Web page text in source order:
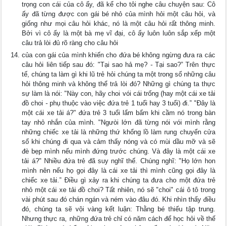
trọng con cái của cô ấy, đã kể cho tôi nghe câu chuyện sau: Cô
ấy đã từng được con gái bé nhỏ của mình hỏi một câu hỏi, và
giống như mọi câu hỏi khác, nó là một câu hỏi rất thông minh.
Bởi vì cô ấy là một bà mẹ vĩ đại, cô ấy luôn luôn sắp xếp một
câu trả lòi đủ rõ ràng cho câu hỏi
của con gái của mình khiến cho đứa bé không ngừng đưa ra các
câu hỏi liên tiếp sau đó: "Tại sao hả mẹ? - Tại sao?” Trên thực
tế, chúng ta làm gì khi lũ trẻ hỏi chúng ta một trong số những câu
hỏi thông minh và không thể trả lòi đó? Những gì chúng ta thực
sự làm là nói: "Này con, hãy choi vói cái trống (hay một cái xe tải
đồ choi - phụ thuộc vào việc đứa trẻ 1 tuổi hay 3 tuổi) đi.” "Đây là
một cái xe tải á?" đứa trẻ 3 tuổi lẩm bẩm khi cầm nó trong bàn
tay nhỏ nhắn của mình. "Ngưòi lớn đã từng nói vói mình rằng
những chiếc xe tải là những thứ khổng lồ làm rung chuyển cửa
sổ khi chúng đi qua và cảm thấy nóng và có mùi dầu mỡ và sẽ
đè bẹp mình nếu mình đứng trước chúng. Và đây là một cái xe
tải á?" Nhiều đứa trẻ đã suy nghĩ thế. Chúng nghĩ: "Họ lớn hon
mình nên nếu họ gọi đây là cái xe tải thì mình cũng gọi đây là
chiếc xe tải.” Điều gì xảy ra khi chúng ta đưa cho một đứa trẻ
nhỏ một cái xe tải đồ choi? Tất nhiên, nó sẽ "choi" cái ô tô trong
vài phút sau đó chán ngán và ném vào đâu đó. Khi nhìn thấy điều
đó, chúng ta sẽ vội vàng kết luận: Thằng bé thiếu tập trung.
Nhưng thực ra, những đứa trẻ chỉ có năm cách để học hỏi về thế